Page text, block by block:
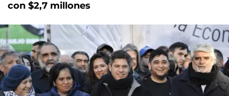
con $2,7 millones